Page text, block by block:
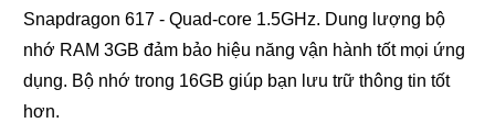
Snapdragon 617 - Quad-core 1.5GHz. Dung lượng bộ
nhớ RAM 3GB đảm bảo hiệu năng vận hành tốt mọi ứng
dụng. Bộ nhớ trong 16GB giúp bạn lưu trữ thông tin tốt
hơn.